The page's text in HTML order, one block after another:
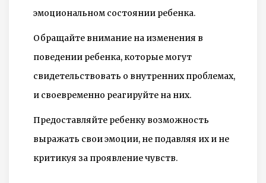
эмоциональном состоянии ребенка.
Обращайте внимание на изменения в
поведении ребенка, которые могут
свидетельствовать о внутренних проблемах,
и своевременно реагируйте на них.
Предоставляйте ребенку возможность
выражать свои эмоции, не подавляя их и не
критикуя за проявление чувств.